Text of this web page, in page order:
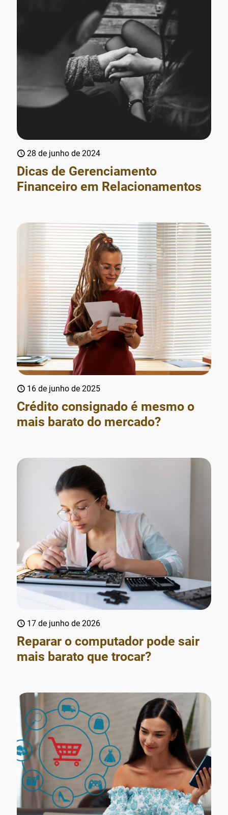
28 de junho de 2024
Dicas de Gerenciamento
Financeiro em Relacionamentos
16 de junho de 2025
Crédito consignado é mesmo o
mais barato do mercado?
17 de junho de 2026
Reparar o computador pode sair
mais barato que trocar?